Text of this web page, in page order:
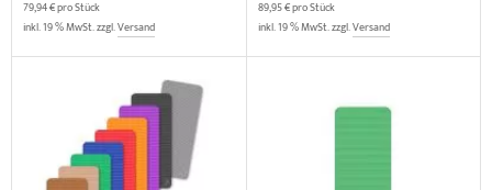
79,94 € pro Stück
inkl. 19 % MwSt. zzgl.Versand
89,95 € pro Stück
inkl. 19 % MwSt. zzgl.Versand